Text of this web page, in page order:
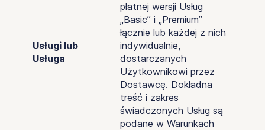
Usługi lub
Usługa
płatnej wersji Usług
„Basic” i „Premium”
łącznie lub każdej z nich
indywidualnie,
dostarczanych
Użytkownikowi przez
Dostawcę. Dokładna
treść i zakres
świadczonych Usług są
podane w Warunkach